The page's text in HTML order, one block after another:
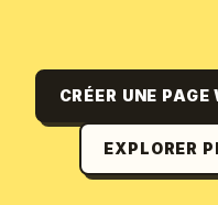
CRÉER UNE
EXPLORER